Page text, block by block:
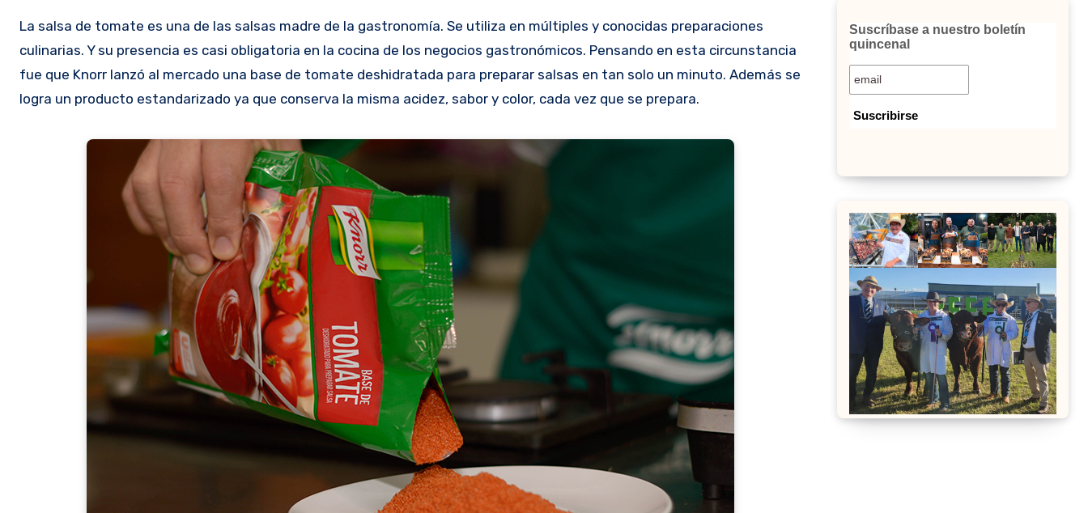
La salsa de tomate es una de las salsas madre de la gastronomía. Se utiliza en múltiples y conocidas preparaciones
culinarias. Y su presencia es casi obligatoria en la cocina de los negocios gastronómicos. Pensando en esta circunstancia
fue que Knorr lanzó al mercado una base de tomate deshidratada para preparar salsas en tan solo un minuto. Además se
logra un producto estandarizado ya que conserva la misma acidez, sabor y color, cada vez que se prepara.
Suscríbase a nuestro boletín
quincenal